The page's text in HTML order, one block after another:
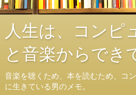
人生は、コンピ
と音楽からでき
音楽を聴くため、本を読むため、コ
に生きている男のメモ。